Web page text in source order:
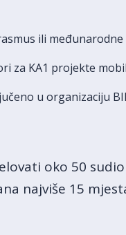
ili međunarodne
za KA1 projekte
u organizaciju
oko 50
najviše 15